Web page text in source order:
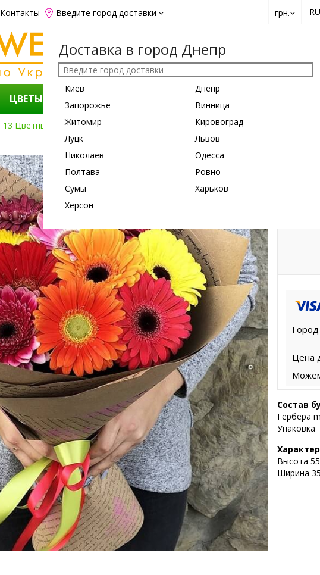
Контакты Введите город доставки
Доставка в город Днепр
Киев
Днепр
Запорожье
Винница
Житомир
Кировоград
Луцк
Львов
Николаев
Одесса
Полтава
Ровно
Сумы
Харьков
Херсон
грн. RU
ЦВЕТЫ
13 Цветных Гербер
35 см
Город
Цена
Состав
Гербера
Упаковка
Высота
Ширина